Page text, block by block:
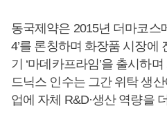
동국제약은 2015년 더마코스
4’를 론칭하며 화장품 시장에
기 ‘마데카프라임’을 출시하
드닉스 인수는 그간 위탁 생
업에 자체 R&D·생산 역량을